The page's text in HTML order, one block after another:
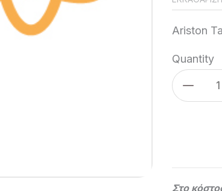
Ariston
Quantity
Ταλέντα
Παιδιών
Στο